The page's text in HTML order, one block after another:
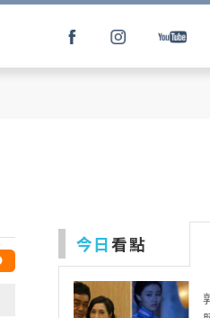
今日看點